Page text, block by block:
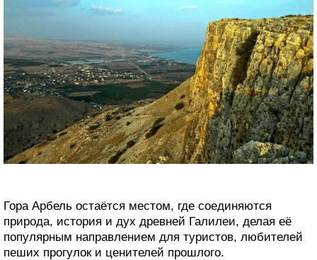
Гора Арбель остаётся местом, где соединяются
природа, история и дух древней Галилеи, делая её
популярным направлением для туристов, любителей
пеших прогулок и ценителей прошлого.